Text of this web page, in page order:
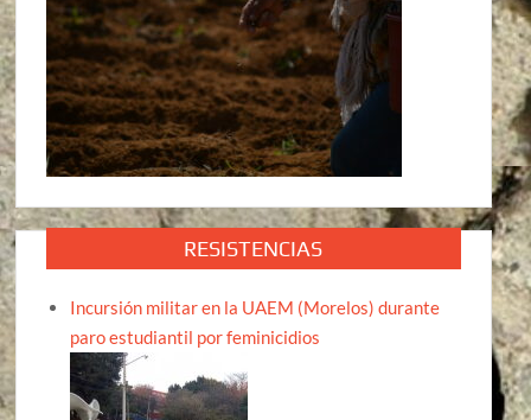
RESISTENCIAS
Incursión militar en la UAEM (Morelos) durante
paro estudiantil por feminicidios